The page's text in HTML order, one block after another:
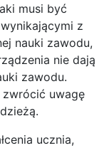
musi być
z
nauki zawodu,
nie dają
zawodu.
uwagę
ucznia,